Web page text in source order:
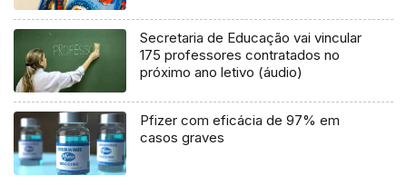
Secretaria de Educação vai vincular
175 professores contratados no
próximo ano letivo (áudio)
Pfizer com eficácia de 97% em
casos graves